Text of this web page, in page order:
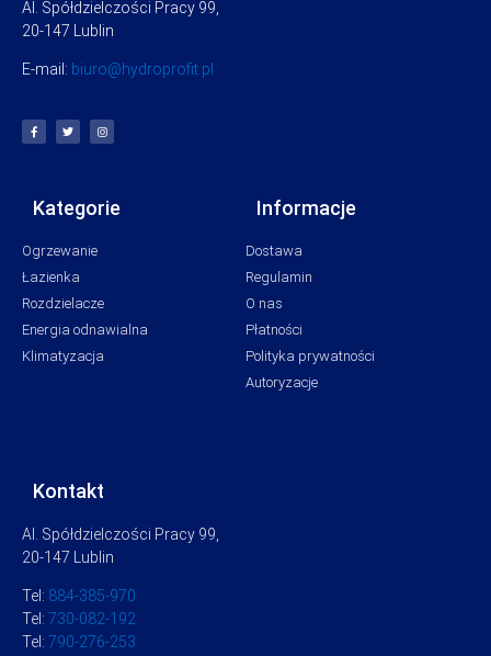
Al. Spółdzielczości Pracy 99,
20-147 Lublin
E-mail: biuro@hydroprofit.pl
Kategorie
Ogrzewanie
Łazienka
Rozdzielacze
Energia odnawialna
Klimatyzacja
Informacje
Dostawa
Regulamin
O nas
Płatności
Polityka prywatności
Autoryzacje
Kontakt
Al. Spółdzielczości Pracy 99,
20-147 Lublin
Tel: 884-385-970
Tel: 730-082-192
Tel: 790-276-253